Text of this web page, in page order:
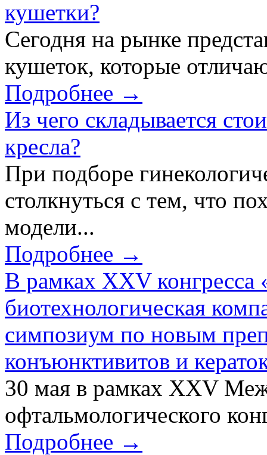
кушетки?
Сегодня на рынке
кушеток, которые
Подробнее →
Из чего складывается
кресла?
При подборе
столкнуться с тем, что
модели...
Подробнее →
В рамках XXV конгресса
биотехнологическая
симпозиум по новым
конъюнктивитов и
30 мая в рамках XXV
офтальмологического
Подробнее →